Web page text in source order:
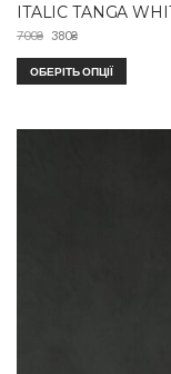
ITALIC TANGA
700₴ 380₴
ОБЕРІТЬ ОПЦІЇ